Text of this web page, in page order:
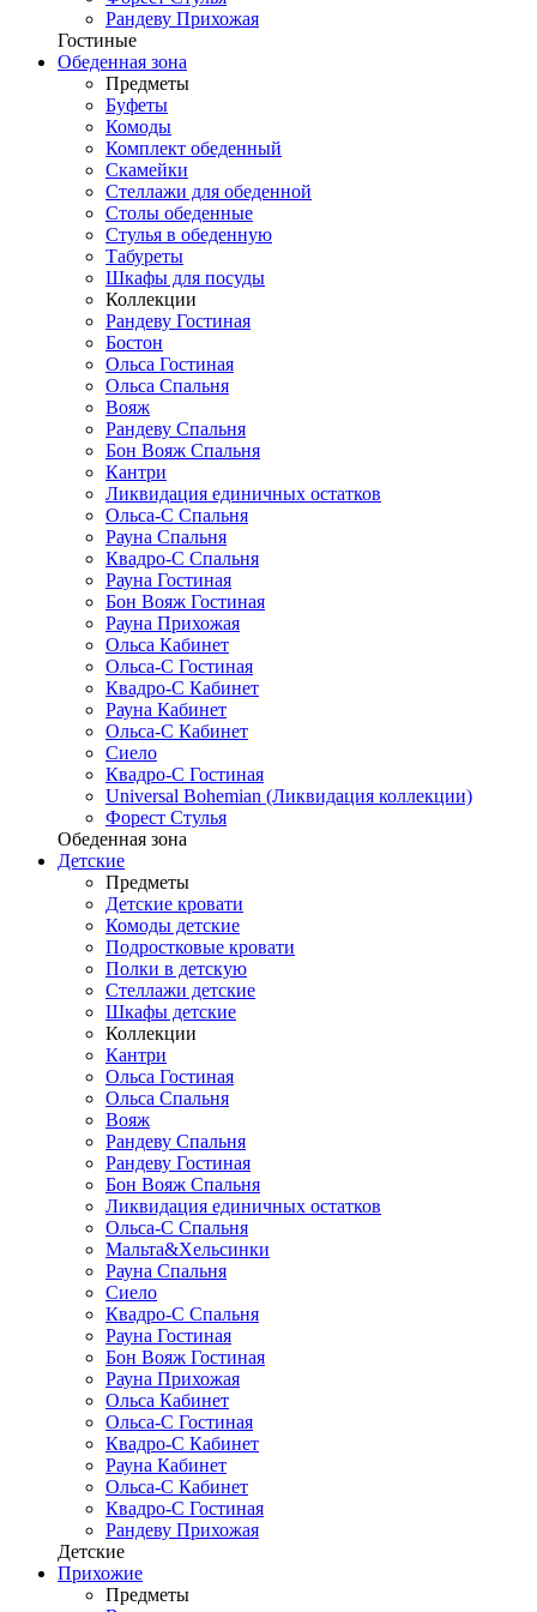
Рандеву Прихожая
Гостиные
Обеденная зона
Предметы
Буфеты
Комоды
Комплект обеденный
Скамейки
Стеллажи для обеденной
Столы обеденные
Стулья в обеденную
Табуреты
Шкафы для посуды
Коллекции
Рандеву Гостиная
Бостон
Ольса Гостиная
Ольса Спальня
Вояж
Рандеву Спальня
Бон Вояж Спальня
Кантри
Ликвидация единичных остатков
Ольса-С Спальня
Рауна Спальня
Квадро-С Спальня
Рауна Гостиная
Бон Вояж Гостиная
Рауна Прихожая
Ольса Кабинет
Ольса-С Гостиная
Квадро-С Кабинет
Рауна Кабинет
Ольса-С Кабинет
Сиело
Квадро-С Гостиная
Universal Bohemian (Ликвидация коллекции)
Форест Стулья
Обеденная зона
Детские
Предметы
Детские кровати
Комоды детские
Подростковые кровати
Полки в детскую
Стеллажи детские
Шкафы детские
Коллекции
Кантри
Ольса Гостиная
Ольса Спальня
Вояж
Рандеву Спальня
Рандеву Гостиная
Бон Вояж Спальня
Ликвидация единичных остатков
Ольса-С Спальня
Мальта&Хельсинки
Рауна Спальня
Сиело
Квадро-С Спальня
Рауна Гостиная
Бон Вояж Гостиная
Рауна Прихожая
Ольса Кабинет
Ольса-С Гостиная
Квадро-С Кабинет
Рауна Кабинет
Ольса-С Кабинет
Квадро-С Гостиная
Рандеву Прихожая
Детские
Прихожие
Предметы